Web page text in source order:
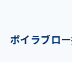
ボイラブロ